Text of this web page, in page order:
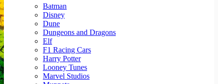
Batman
Disney
Dune
Dungeons and Dragons
Elf
F1 Racing Cars
Harry Potter
Looney Tunes
Marvel Studios